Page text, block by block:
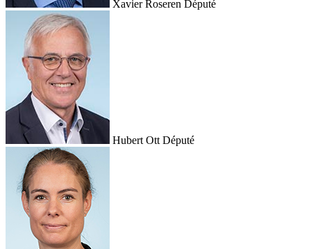
Xavier Roseren Député
Hubert Ott Député